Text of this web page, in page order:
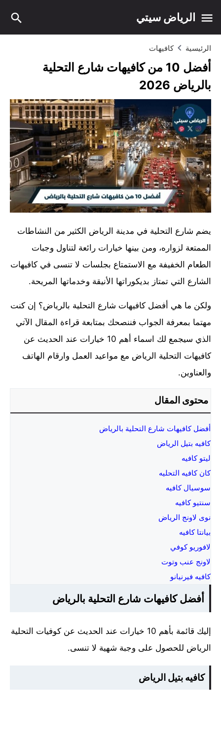
الرياض سيتي
الرئيسية كافيهات
أفضل 10 من كافيهات شارع التحلية
بالرياض 2026
يضم شارع التحلية في مدينة الرياض الكثير من النشاطات
الممتعة لزواره، ومن بينها خيارات رائعة لتناول وجبات
الطعام الخفيفة مع الاستمتاع بجلسات لا تنسى في كافيهات
الشارع التي تمتاز بديكوراتها الأنيقة وخدماتها المريحة.
ولكن ما هي أفضل كافيهات شارع التحلية بالرياض؟ إن كنت
مهتما بمعرفة الجواب فننصحك بمتابعة قراءة المقال الآتي
الذي سيجمع لك اسماء أهم 10 خيارات عند الحديث عن
كافيهات التحلية الرياض مع مواعيد العمل وارقام الهاتف
والعناوين.
محتوى المقال
أفضل كافيهات شارع التحلية بالرياض
كافيه بتيل الرياض
ليتو كافيه
كان كافيه التحليه
سوسيال كافيه
سنتيو كافيه
نوى لاونج الرياض
بيانتا كافيه
لافوريو كوفي
لاونج عنب وتوت
كافيه فيرنيانو
أفضل كافيهات شارع التحلية بالرياض
إليك قائمة بأهم 10 خيارات عند الحديث عن كوفيات التحلية
الرياض للحصول على وجبة شهية لا تنسى.
كافيه بتيل الرياض